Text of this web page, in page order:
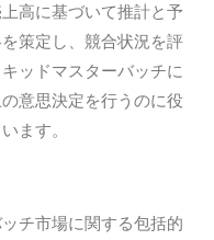
高に基づいて推計と予
策定し、競合状況を評
ッドマスターバッチに
意思決定を行うのに役
ます。
チ市場に関する包括的